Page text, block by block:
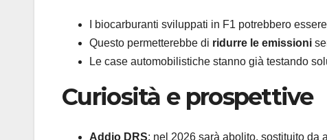
I biocarburanti sviluppati in F1 potrebbero essere
Questo permetterebbe di ridurre le emissioni
Le case automobilistiche stanno già testando
Curiosità e prospettive
Addio DRS: nel 2026 sarà abolito, sostituito da